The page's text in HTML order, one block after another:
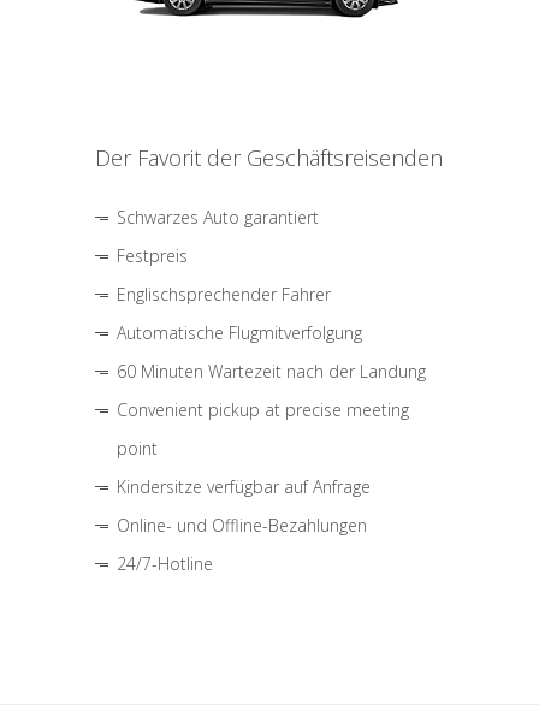
Der Favorit der Geschäftsreisenden
Schwarzes Auto garantiert
Festpreis
Englischsprechender Fahrer
Automatische Flugmitverfolgung
60 Minuten Wartezeit nach der Landung
Convenient pickup at precise meeting
point
Kindersitze verfügbar auf Anfrage
Online- und Offline-Bezahlungen
24/7-Hotline